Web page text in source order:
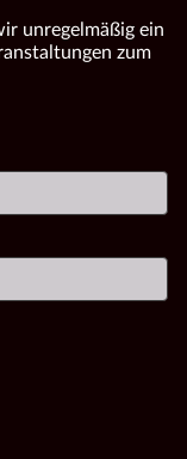
unregelmäßig ein
zum